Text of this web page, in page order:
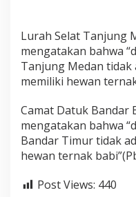
k
u
a
s
i
n
g
k
a
B
a
Lurah Selat Tanjung
mengatakan bahwa
Tanjung Medan tidak
memiliki hewan
Camat Datuk Bandar
mengatakan bahwa
Bandar Timur tidak
hewan ternak
Post Views: 440